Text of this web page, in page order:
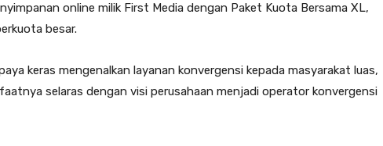
online milik First Media dengan Paket Kuota Bersama XL,
besar.
keras mengenalkan layanan konvergensi kepada masyarakat luas,
selaras dengan visi perusahaan menjadi operator konvergensi